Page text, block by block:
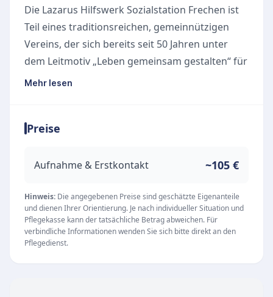
Die Lazarus Hilfswerk Sozialstation Frechen ist
Teil eines traditionsreichen, gemeinnützigen
Vereins, der sich bereits seit 50 Jahren unter
dem Leitmotiv „Leben gemeinsam gestalten“ für
hilfsbedürftige Menschen einsetzt. Die von
professionelle und einfühlsame Betreuung. Ein
seine herausragende Arbeit geschätzt wird,
unterschiedlicher Generationen und
Hintergründe.
Unsere Leistungen
Der Fokus der Sozialstation liegt auf der
ganzheitlichen Versorgung im Alltag, um
Mehr lesen
Preise
Aufnahme & Erstkontakt ~105 €
Hinweis: Die angegebenen Preise sind geschätzte Eigenanteile
und dienen Ihrer Orientierung. Je nach individueller Situation und
Pflegekasse kann der tatsächliche Betrag abweichen. Für
verbindliche Informationen wenden Sie sich bitte direkt an den
Pflegedienst.